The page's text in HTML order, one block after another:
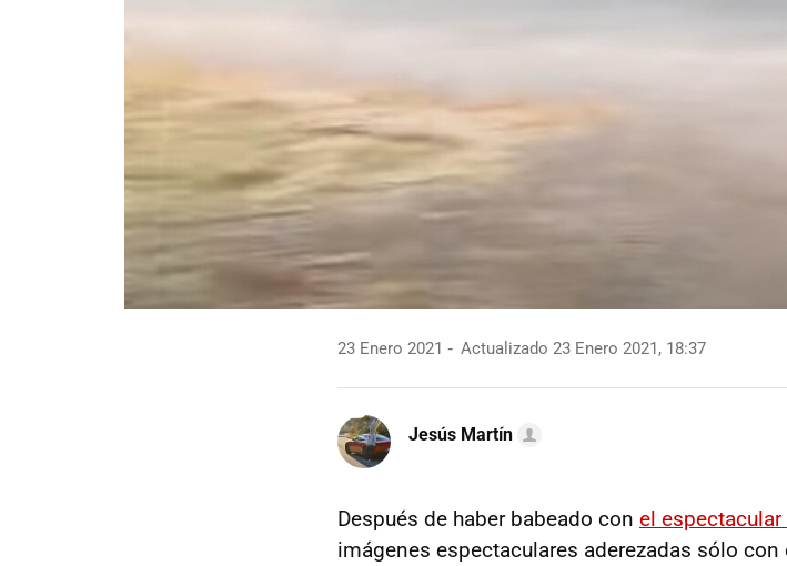
23 Enero 2021 Actualizado 23 Enero 2021, 18:37
Jesús Martín
Después de haber babeado con el
imágenes espectaculares aderezadas sólo